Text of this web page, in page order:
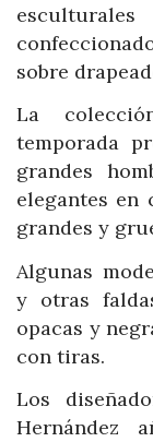
sobre
La
temporada
grandes
elegantes en
grandes y
Algunas
y otras
opacas y
con tiras.
Los
Hernández